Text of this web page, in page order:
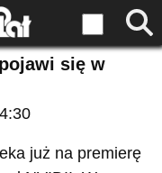
się w
już na premierę